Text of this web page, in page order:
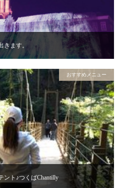
ます。
ント♪つくばChantilly
おすすめメニュー